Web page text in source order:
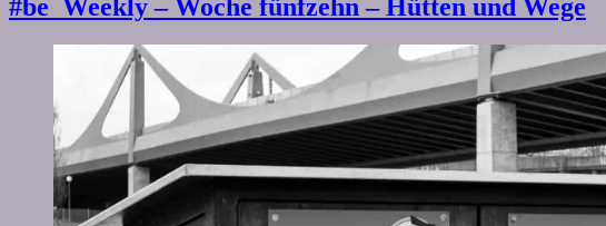
#be_Weekly – Woche fünfzehn – Hütten und Wege